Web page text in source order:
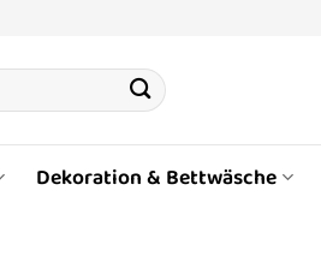
Dekoration & Bettwäsche